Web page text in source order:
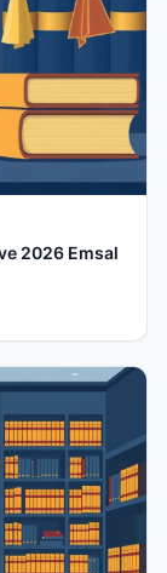
2026 Emsal